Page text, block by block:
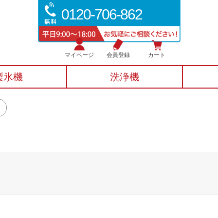
0120-706-862
マイページ 会員登録 カート
氷機 洗浄機